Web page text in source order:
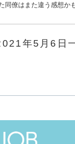
同僚はまた違う感想か
年5月6日